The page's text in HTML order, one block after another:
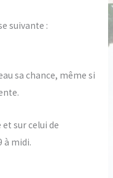
suivante :
sa chance, même si
sur celui de
à midi.